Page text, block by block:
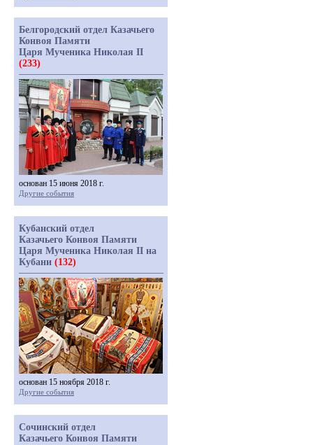
Белгородский отдел Казачьего
Конвоя Памяти
Царя Мученика Николая II
(233)
основан 15 июня 2018 г.
Другие события
Кубанский отдел
Казачьего Конвоя Памяти
Царя Мученика Николая II на
Кубани (132)
основан 15 ноября 2018 г.
Другие события
Сочинский отдел
Казачьего Конвоя Памяти